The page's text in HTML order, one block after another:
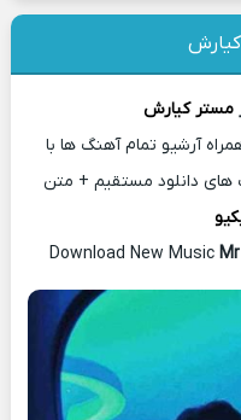
کیارش
مستر کیارش
آرشیو تمام آهنگ ها با
های دانلود مستقیم + متن
Download New Music